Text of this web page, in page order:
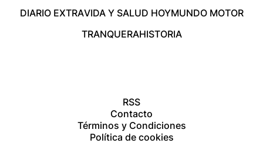
DIARIO EXTRAVIDA Y SALUD HOYMUNDO MOTOR
TRANQUERAHISTORIA
RSS
Contacto
Términos y Condiciones
Política de cookies